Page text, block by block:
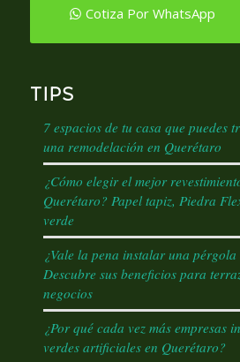
Cotiza Por WhatsApp
TIPS
7 espacios de tu casa que puedes
una remodelación en Querétaro
¿Cómo elegir el mejor
Querétaro? Papel tapiz, Piedra
verde
¿Vale la pena instalar una
Descubre sus beneficios para
negocios
¿Por qué cada vez más empresas
verdes artificiales en Querétaro?